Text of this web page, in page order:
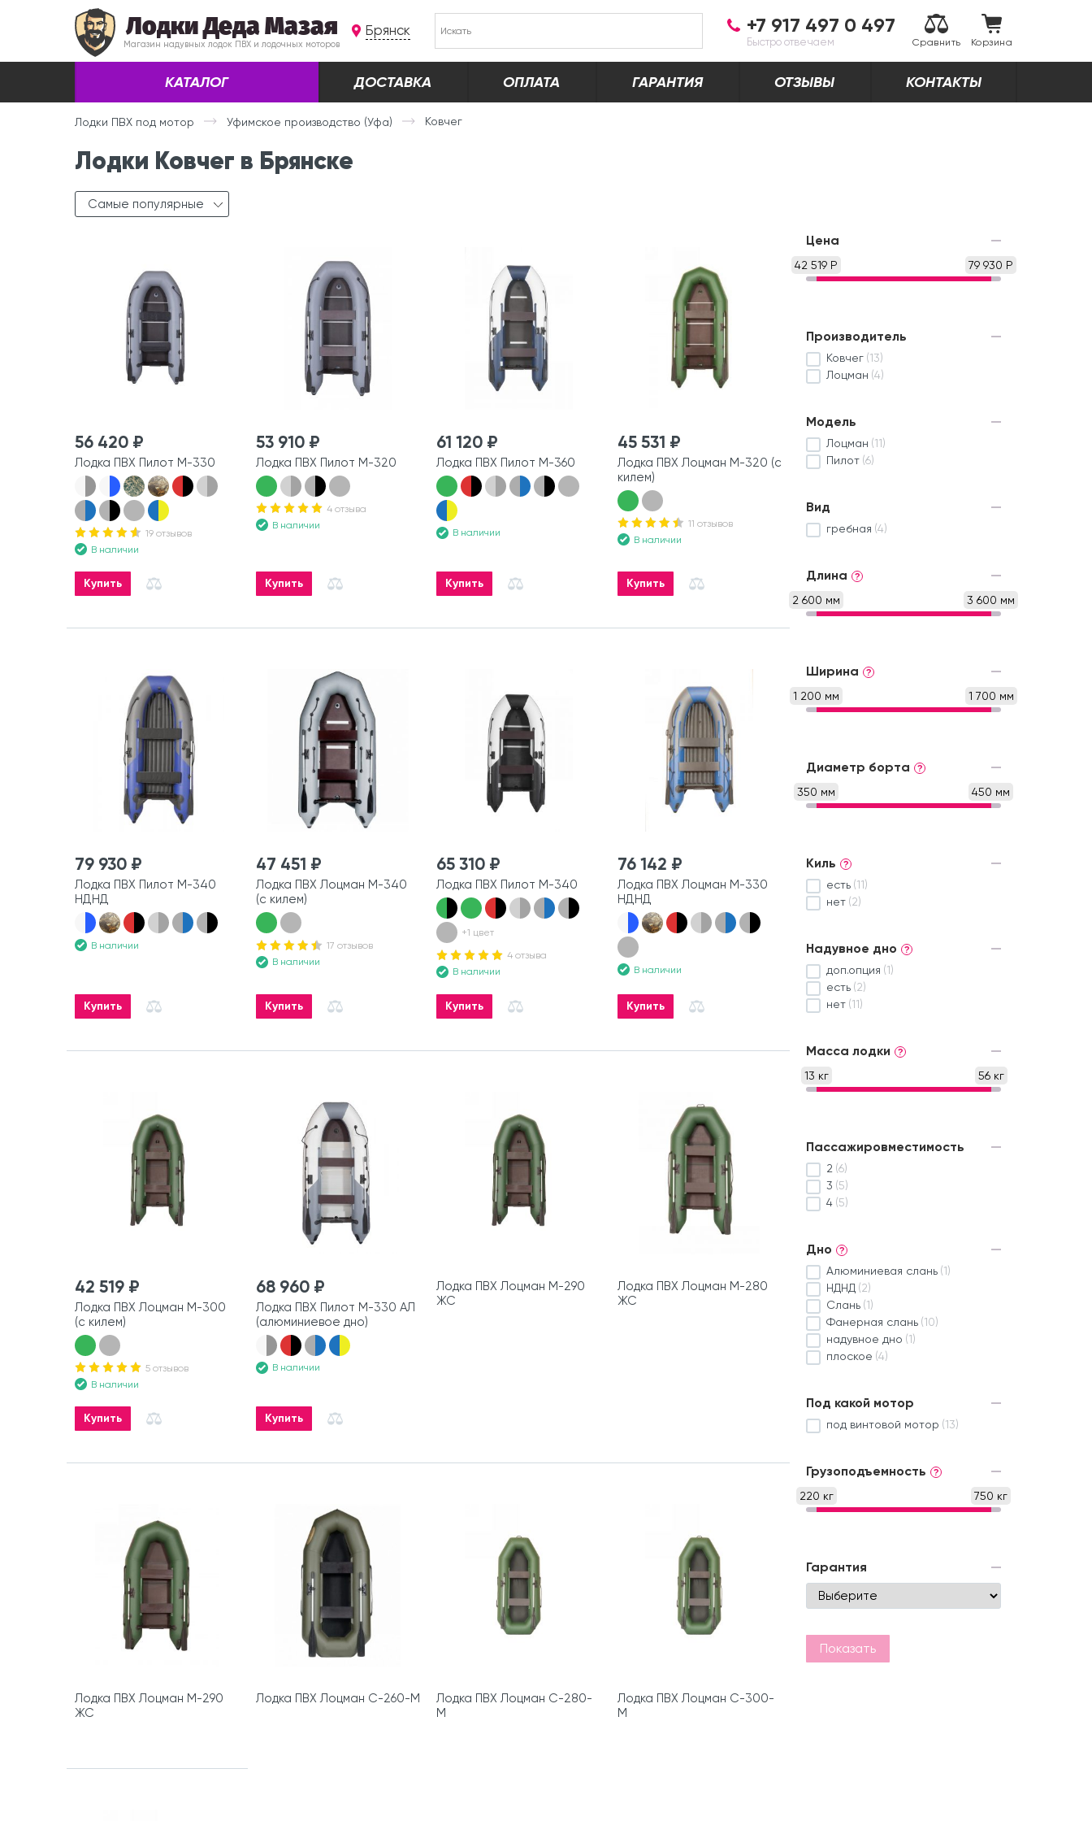
Лодки Деда Мазая
Магазин надувных лодок ПВХ и лодочных моторов
Брянск +7 917 497 0 497
Быстро отвечаем Сравнить Корзина
КАТАЛОГ ДОСТАВКА ОПЛАТА ГАРАНТИЯ ОТЗЫВЫ КОНТАКТЫ
Лодки ПВХ под мотор Уфимское производство (Уфа) Ковчег
Лодки Ковчег в Брянске
Самые популярные
56 420 ₽
Лодка ПВХ Пилот М-330
19 отзывов
В наличии
Купить
53 910 ₽
Лодка ПВХ Пилот М-320
4 отзыва
В наличии
Купить
61 120 ₽
Лодка ПВХ Пилот М-360
В наличии
Купить
45 531 ₽
Лодка ПВХ Лоцман М-320 (с
килем)
11 отзывов
В наличии
Купить
79 930 ₽
Лодка ПВХ Пилот М-340
НДНД
В наличии
Купить
47 451 ₽
Лодка ПВХ Лоцман М-340
(с килем)
17 отзывов
В наличии
Купить
65 310 ₽
Лодка ПВХ Пилот М-340
+1 цвет
4 отзыва
В наличии
Купить
76 142 ₽
Лодка ПВХ Лоцман М-330
НДНД
В наличии
Купить
42 519 ₽
Лодка ПВХ Лоцман М-300
(с килем)
5 отзывов
В наличии
Купить
68 960 ₽
Лодка ПВХ Пилот М-330 АЛ
(алюминиевое дно)
В наличии
Купить
Лодка ПВХ Лоцман М-290
ЖС
Лодка ПВХ Лоцман М-280
ЖС
Лодка ПВХ Лоцман М-290
ЖС
Лодка ПВХ Лоцман С-260-М
Лодка ПВХ Лоцман С-280-
М
Лодка ПВХ Лоцман С-300-
М
Цена
42 519 Р 79 930 Р
Производитель
Ковчег (13)
Лоцман (4)
Модель
Лоцман (11)
Пилот (6)
Вид
гребная (4)
Длина ?
2 600 мм 3 600 мм
Ширина ?
1 200 мм 1 700 мм
Диаметр борта ?
350 мм 450 мм
Киль ?
есть (11)
нет (2)
Надувное дно ?
доп.опция (1)
есть (2)
нет (11)
Масса лодки ?
13 кг 56 кг
Пассажировместимость
2 (6)
3 (5)
4 (5)
Дно ?
Алюминиевая слань (1)
НДНД (2)
Слань (1)
Фанерная слань (10)
надувное дно (1)
плоское (4)
Под какой мотор
под винтовой мотор (13)
Грузоподъемность ?
220 кг 750 кг
Гарантия
Показать